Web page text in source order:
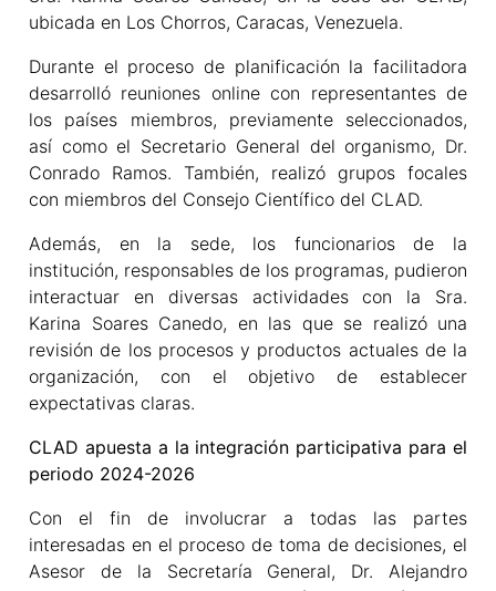
ubicada en Los Chorros, Caracas, Venezuela.
Durante el proceso de planificación la facilitadora
desarrolló reuniones online con representantes de
los países miembros, previamente seleccionados,
así como el Secretario General del organismo, Dr.
Conrado Ramos. También, realizó grupos focales
con miembros del Consejo Científico del CLAD.
Además, en la sede, los funcionarios de la
institución, responsables de los programas, pudieron
interactuar en diversas actividades con la Sra.
Karina Soares Canedo, en las que se realizó una
revisión de los procesos y productos actuales de la
organización, con el objetivo de establecer
expectativas claras.
CLAD apuesta a la integración participativa para el
periodo 2024-2026
Con el fin de involucrar a todas las partes
interesadas en el proceso de toma de decisiones, el
Asesor de la Secretaría General, Dr. Alejandro